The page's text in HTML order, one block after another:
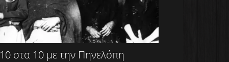
10 στα 10 με την Πηνελόπη